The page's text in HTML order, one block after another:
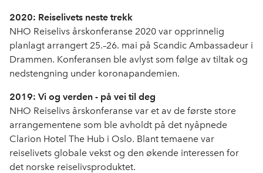
2020: Reiselivets neste trekk
NHO Reiselivs årskonferanse 2020 var opprinnelig
planlagt arrangert 25.–26. mai på Scandic Ambassadeur i
Drammen. Konferansen ble avlyst som følge av tiltak og
nedstengning under koronapandemien.
2019: Vi og verden - på vei til deg
NHO Reiselivs årskonferanse var et av de første store
arrangementene som ble avholdt på det nyåpnede
Clarion Hotel The Hub i Oslo. Blant temaene var
reiselivets globale vekst og den økende interessen for
det norske reiselivsproduktet.